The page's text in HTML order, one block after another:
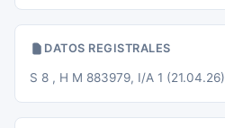
DATOS REGISTRALES
S 8 , H M 883979, I/A 1 (21.04.26)